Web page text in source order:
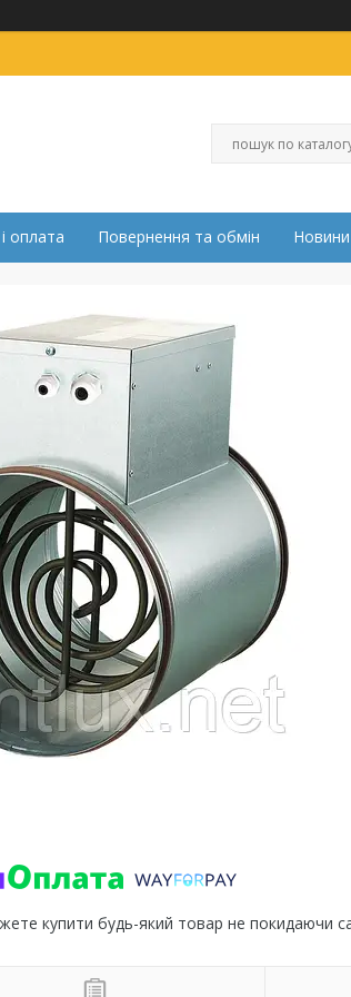
оплата Повернення та обмін Новини
купити будь-який товар не покидаючи